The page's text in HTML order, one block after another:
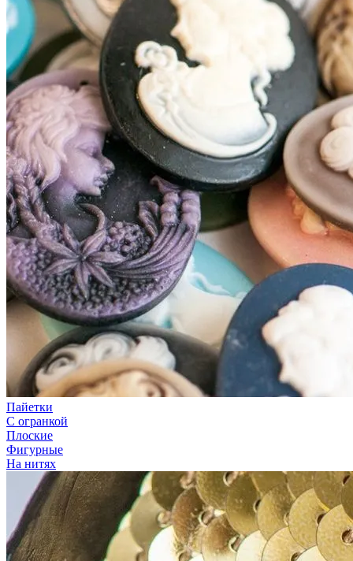
Пайетки
С огранкой
Плоские
Фигурные
На нитях